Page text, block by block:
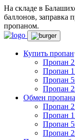
На складе в
баллонов, заправка
пропаном.
Купить пропан
Пропан
Пропан
Пропан
Пропан
Обмен пропана
Пропан
Пропан
Пропан
Пропан